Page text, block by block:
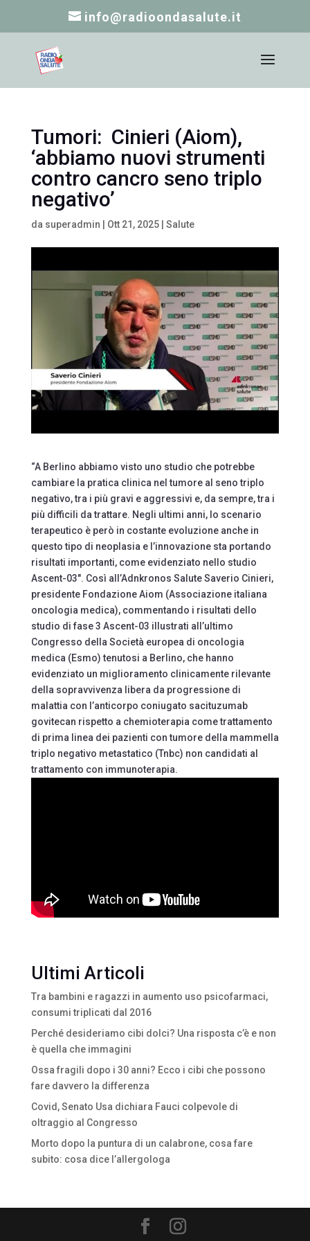
info@radioondasalute.it
Tumori: Cinieri (Aiom),
‘abbiamo nuovi strumenti
contro cancro seno triplo
negativo’
da superadmin Ott 21, 2025| Salute
“A Berlino abbiamo visto uno studio che potrebbe
cambiare la pratica clinica nel tumore al seno triplo
negativo, tra i più gravi e aggressivi e, da sempre, tra i
più difficili da trattare. Negli ultimi anni, lo scenario
terapeutico è però in costante evoluzione anche in
questo tipo di neoplasia e l’innovazione sta portando
risultati importanti, come evidenziato nello studio
Ascent-03″. Così all’Adnkronos Salute Saverio Cinieri,
presidente Fondazione Aiom (Associazione italiana
oncologia medica), commentando i risultati dello
studio di fase 3 Ascent-03 illustrati all’ultimo
Congresso della Società europea di oncologia
medica (Esmo) tenutosi a Berlino, che hanno
evidenziato un miglioramento clinicamente rilevante
della sopravvivenza libera da progressione di
malattia con l’anticorpo coniugato sacituzumab
govitecan rispetto a chemioterapia come trattamento
di prima linea dei pazienti con tumore della mammella
triplo negativo metastatico (Tnbc) non candidati al
trattamento con immunoterapia.
Ultimi Articoli
Tra bambini e ragazzi in aumento uso psicofarmaci,
consumi triplicati dal 2016
Perché desideriamo cibi dolci? Una risposta c’è e non
è quella che immagini
Ossa fragili dopo i 30 anni? Ecco i cibi che possono
fare davvero la differenza
Covid, Senato Usa dichiara Fauci colpevole di
oltraggio al Congresso
Morto dopo la puntura di un calabrone, cosa fare
subito: cosa dice l’allergologa